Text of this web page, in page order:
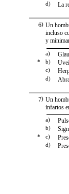
d) La
)
6 Un
incluso
y
a)
* b)
c)
d)
)
7 Un
infartos
a)
b)
* c)
d)